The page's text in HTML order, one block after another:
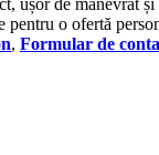
ușor de manevrat și
pentru o ofertă
, Formular de